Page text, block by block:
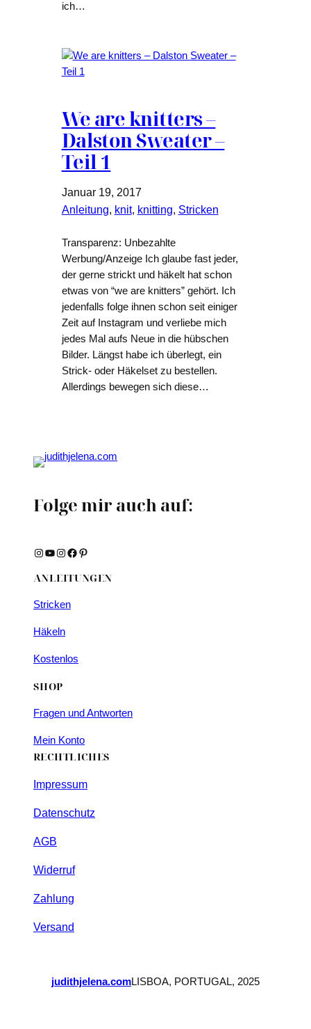
ich…
We are knitters –
Dalston Sweater –
Teil 1
Januar 19, 2017
Anleitung, knit, knitting, Stricken
Transparenz: Unbezahlte
Werbung/Anzeige Ich glaube fast jeder,
der gerne strickt und häkelt hat schon
etwas von “we are knitters” gehört. Ich
jedenfalls folge ihnen schon seit einiger
Zeit auf Instagram und verliebe mich
jedes Mal aufs Neue in die hübschen
Bilder. Längst habe ich überlegt, ein
Strick- oder Häkelset zu bestellen.
Allerdings bewegen sich diese…
Folge mir auch auf:
Instagram YouTube Instagram Facebook Pinterest
ANLEITUNGEN
Stricken
Häkeln
Kostenlos
SHOP
Fragen und Antworten
Mein Konto
RECHTLICHES
Impressum
Datenschutz
AGB
Widerruf
Zahlung
Versand
judithjelena.comLISBOA, PORTUGAL, 2025